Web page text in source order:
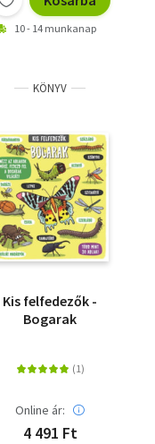
10 - 14 munkanap
KÖNYV
Kis felfedezők -
Bogarak
Online ár:
4 491 Ft